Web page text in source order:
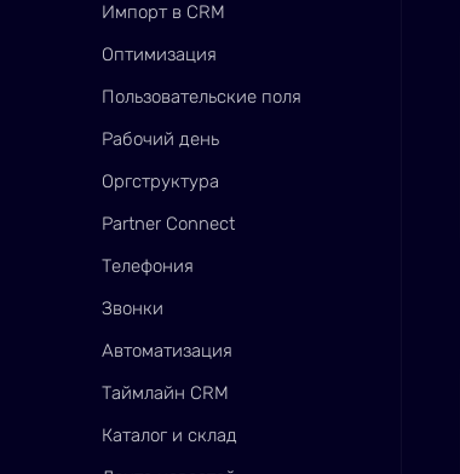
Импорт в CRM
Оптимизация
Пользовательские поля
Рабочий день
Оргструктура
Partner Connect
Телефония
Звонки
Автоматизация
Таймлайн CRM
Каталог и склад